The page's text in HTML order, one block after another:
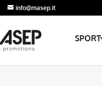
info@masep.it
SPORT